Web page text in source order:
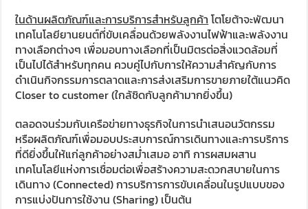
ในด้านผลิตภัณฑ์และการบริการสำหรับลูกค้า โตโยต้าจะพัฒนา
เทคโนโลยียานยนต์ที่ขับเคลื่อนด้วยพลังงานไฟฟ้าและพลังงาน
ทางเลือกต่างๆ เพื่อมอบทางเลือกที่เป็นมิตรต่อสิ่งแวดล้อมที่
เป็นไปได้สำหรับทุกคน ควบคู่ไปกับการให้ความสำคัญกับการ
ดำเนินกิจกรรมการตลาดและการส่งเสริมการขายภายใต้แนวคิด
Closer to customer (ใกล้ชิดกับลูกค้ามากยิ่งขึ้น)
ตลอดจนร่วมกับเครือข่ายทางธุรกิจในการนำเสนอนวัตกรรม
หรือผลิตภัณฑ์เพื่อมอบประสบการณ์การเดินทางและการบริการ
ที่ดียิ่งขึ้นให้แก่ลูกค้าอย่างสม่ำเสมอ อาทิ การผสมผสาน
เทคโนโลยีแห่งการเชื่อมต่อเพื่อสร้างความสะดวกสบายในการ
เดินทาง (Connected) การบริการการขับเคลื่อนในรูปแบบของ
การแบ่งปันการใช้งาน (Sharing) เป็นต้น